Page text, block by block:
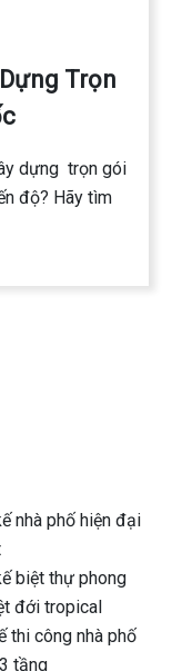
Trọn
dựng trọn gói
độ? Hãy tìm